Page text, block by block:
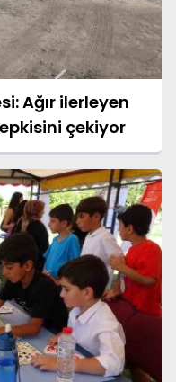
Ağır ilerleyen
çekiyor